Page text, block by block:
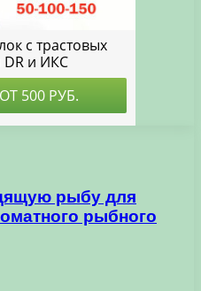
рыбу для
рыбного